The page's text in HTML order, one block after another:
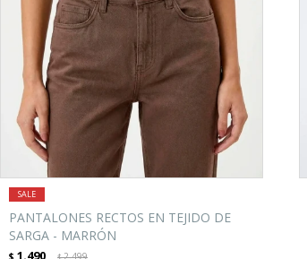
PANTALONES RECTOS EN TEJIDO DE
SARGA - MARRÓN
1.490 $